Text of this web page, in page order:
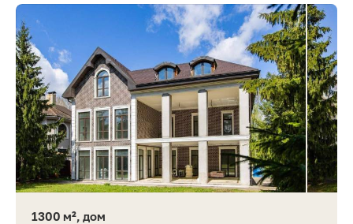
1300 м², дом